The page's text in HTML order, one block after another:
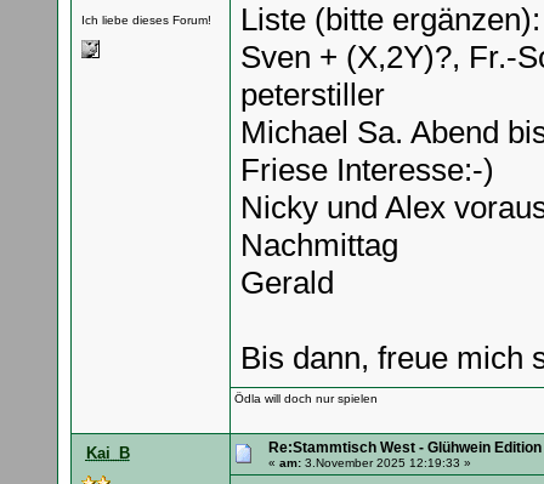
Ich liebe dieses Forum!
Liste (bitte ergänzen):
Sven + (X,2Y)?, Fr.-
peterstiller
Michael Sa. Abend
Friese Interesse:-)
Nicky und Alex
Nachmittag
Gerald
Bis dann, freue mich
Ödla will doch nur spielen
Kai_B Re:Stammtisch West - Glühwein
« am:3.November 2025 12:19:33 »